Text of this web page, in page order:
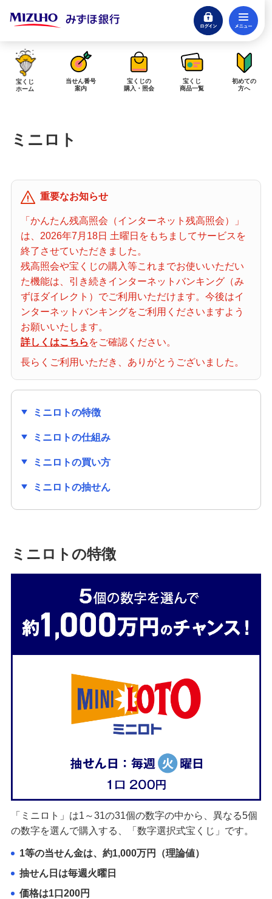
ログイン
閉じる
みずほダイレクトログイン
当せん金の受取方法について
購入した宝くじの確認方法について
「代金が引き落としされない」「購入明細に表示されない」にお答えしま
す。
宝くじホーム
当せん番号案内
宝くじの購入・照会
宝くじ商品一覧
初めての方へ
みずほ銀行店舗・ATM
みずほATM宝くじサービス
発売スケジュール
みずほ銀行について
宝くじ
ホーム
当せん番号
案内
宝くじの
購入・照会
宝くじ
商品一覧
初めての
方へ
ミニロト
重要なお知らせ
「かんたん残高照会（インターネット残高照会）」
は、2026年7月18日 土曜日をもちましてサービスを
終了させていただきました。
残高照会や宝くじの購入等これまでお使いいただい
た機能は、引き続きインターネットバンキング（み
ずほダイレクト）でご利用いただけます。今後はイ
ンターネットバンキングをご利用くださいますよう
お願いいたします。
詳しくはこちら をご確認ください。
長らくご利用いただき、ありがとうございました。
ミニロトの特徴
ミニロトの仕組み
ミニロトの買い方
ミニロトの抽せん
ミニロトの特徴
「ミニロト」は1～31の31個の数字の中から、異なる5個
の数字を選んで購入する、「数字選択式宝くじ」です。
1等の当せん金は、約1,000万円（理論値）
抽せん日は毎週火曜日
価格は1口200円